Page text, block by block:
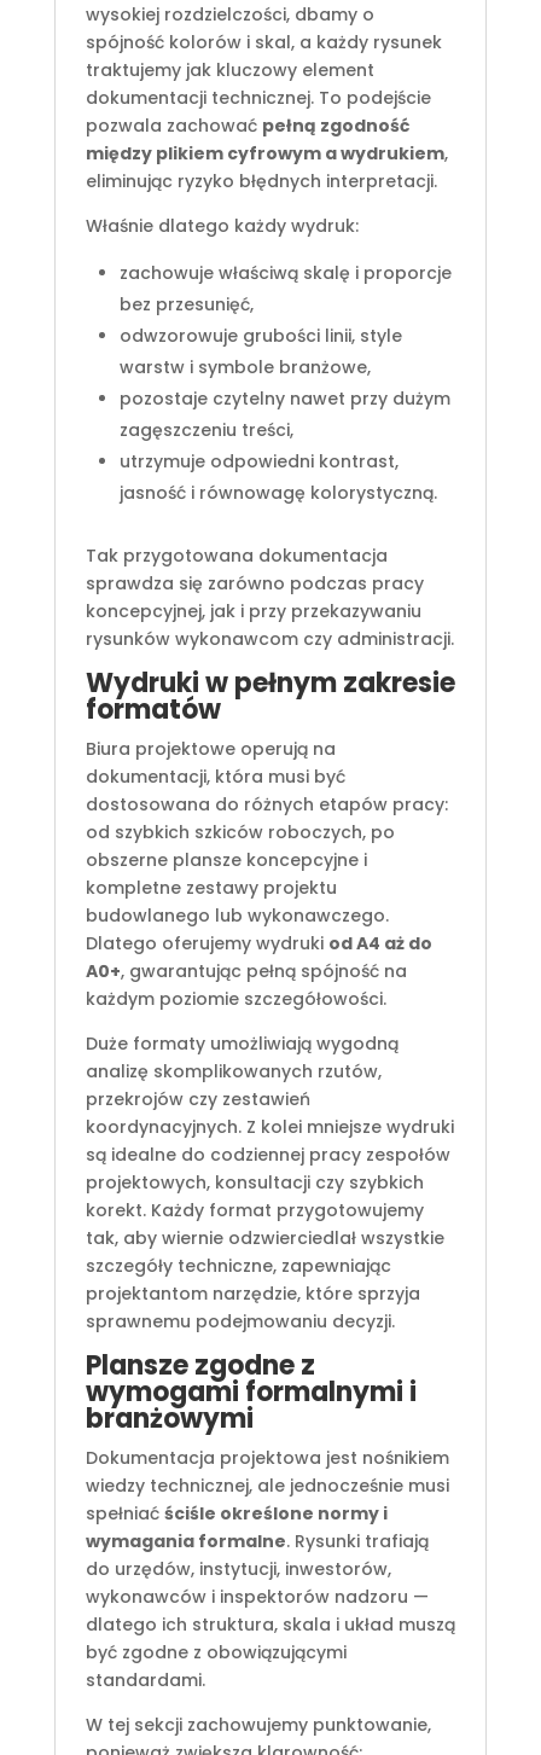
wysokiej rozdzielczości, dbamy o
spójność kolorów i skal, a każdy rysunek
traktujemy jak kluczowy element
dokumentacji technicznej. To podejście
pozwala zachować pełną zgodność
między plikiem cyfrowym a wydrukiem,
eliminując ryzyko błędnych interpretacji.
Właśnie dlatego każdy wydruk:
zachowuje właściwą skalę i proporcje
bez przesunięć,
odwzorowuje grubości linii, style
warstw i symbole branżowe,
pozostaje czytelny nawet przy dużym
zagęszczeniu treści,
utrzymuje odpowiedni kontrast,
jasność i równowagę kolorystyczną.
Tak przygotowana dokumentacja
sprawdza się zarówno podczas pracy
koncepcyjnej, jak i przy przekazywaniu
rysunków wykonawcom czy administracji.
Wydruki w pełnym zakresie
formatów
Biura projektowe operują na
dokumentacji, która musi być
dostosowana do różnych etapów pracy:
od szybkich szkiców roboczych, po
obszerne plansze koncepcyjne i
kompletne zestawy projektu
budowlanego lub wykonawczego.
Dlatego oferujemy wydruki od A4 aż do
A0+, gwarantując pełną spójność na
każdym poziomie szczegółowości.
Duże formaty umożliwiają wygodną
analizę skomplikowanych rzutów,
przekrojów czy zestawień
koordynacyjnych. Z kolei mniejsze wydruki
są idealne do codziennej pracy zespołów
projektowych, konsultacji czy szybkich
korekt. Każdy format przygotowujemy
tak, aby wiernie odzwierciedlał wszystkie
szczegóły techniczne, zapewniając
projektantom narzędzie, które sprzyja
sprawnemu podejmowaniu decyzji.
Plansze zgodne z
wymogami formalnymi i
branżowymi
Dokumentacja projektowa jest nośnikiem
wiedzy technicznej, ale jednocześnie musi
spełniać ściśle określone normy i
wymagania formalne. Rysunki trafiają
do urzędów, instytucji, inwestorów,
wykonawców i inspektorów nadzoru —
dlatego ich struktura, skala i układ muszą
być zgodne z obowiązującymi
standardami.
W tej sekcji zachowujemy punktowanie,